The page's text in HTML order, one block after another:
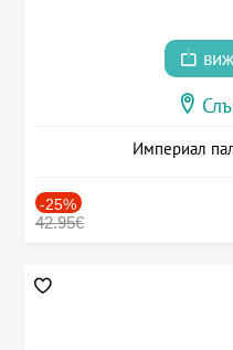
Империал
-25%
42.95€